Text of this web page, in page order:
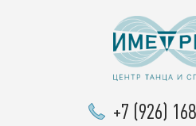
+7 (926)